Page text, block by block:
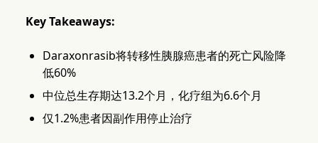
Key Takeaways:
Daraxonrasib将转移性胰腺癌患者的死亡风险降
低60%
中位总生存期达13.2个月，化疗组为6.6个月
仅1.2%患者因副作用停止治疗